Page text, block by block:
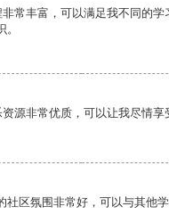
常丰富，可以满足我不同的学
源非常优质，可以让我尽情享
社区氛围非常好，可以与其他学